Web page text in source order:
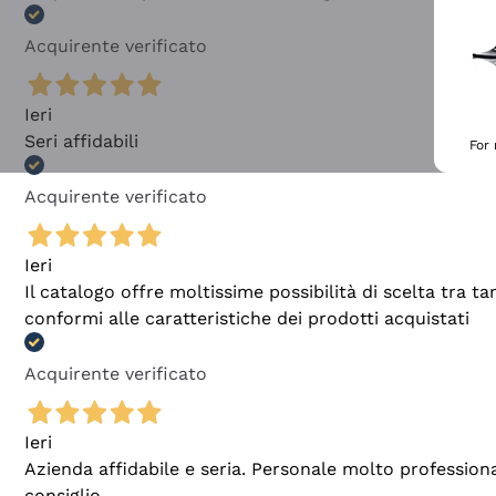
Acquirente verificato
Ieri
Seri affidabili
Acquirente verificato
Ieri
Il catalogo offre moltissime possibilità di scelta tra
conformi alle caratteristiche dei prodotti acquistati
Acquirente verificato
Ieri
Azienda affidabile e seria. Personale molto
For